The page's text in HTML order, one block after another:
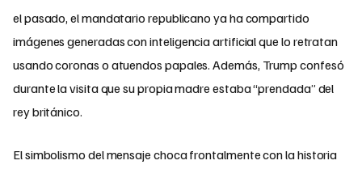
el pasado, el mandatario republicano ya ha compartido
imágenes generadas con inteligencia artificial que lo retratan
usando coronas o atuendos papales. Además, Trump confesó
durante la visita que su propia madre estaba “prendada” del
rey británico.
El simbolismo del mensaje choca frontalmente con la historia